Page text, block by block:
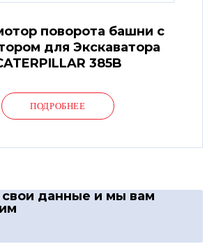
поворота башни с
для Экскаватора
385B
ПОДРОБНЕЕ
данные и мы вам